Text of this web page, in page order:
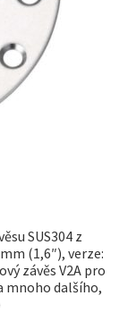
SUS304 z
(1,6″), verze:
závěs V2A pro
mnoho dalšího,